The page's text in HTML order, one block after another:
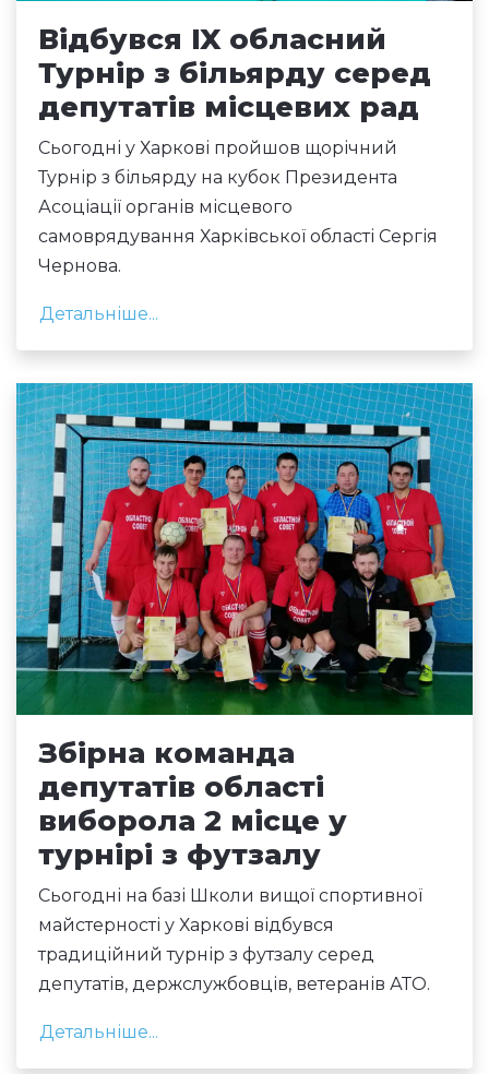
Відбувся IX обласний
Турнір з більярду серед
депутатів місцевих рад
Сьогодні у Харкові пройшов щорічний
Турнір з більярду на кубок Президента
Асоціації органів місцевого
самоврядування Харківської області Сергія
Чернова.
Детальніше...
Збірна команда
депутатів області
виборола 2 місце у
турнірі з футзалу
Сьогодні на базі Школи вищої спортивної
майстерності у Харкові відбувся
традиційний турнір з футзалу серед
депутатів, держслужбовців, ветеранів АТО.
Детальніше...